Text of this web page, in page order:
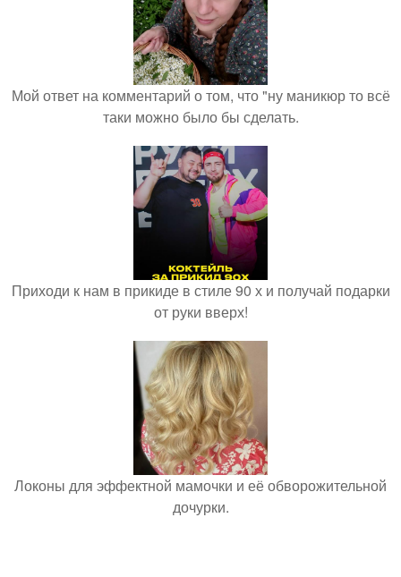
Мой ответ на комментарий о том, что "ну маникюр то всё
таки можно было бы сделать.
Приходи к нам в прикиде в стиле 90 х и получай подарки
от руки вверх!
Локоны для эффектной мамочки и её обворожительной
дочурки.